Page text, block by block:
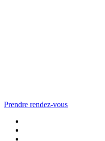
Prendre rendez-vous